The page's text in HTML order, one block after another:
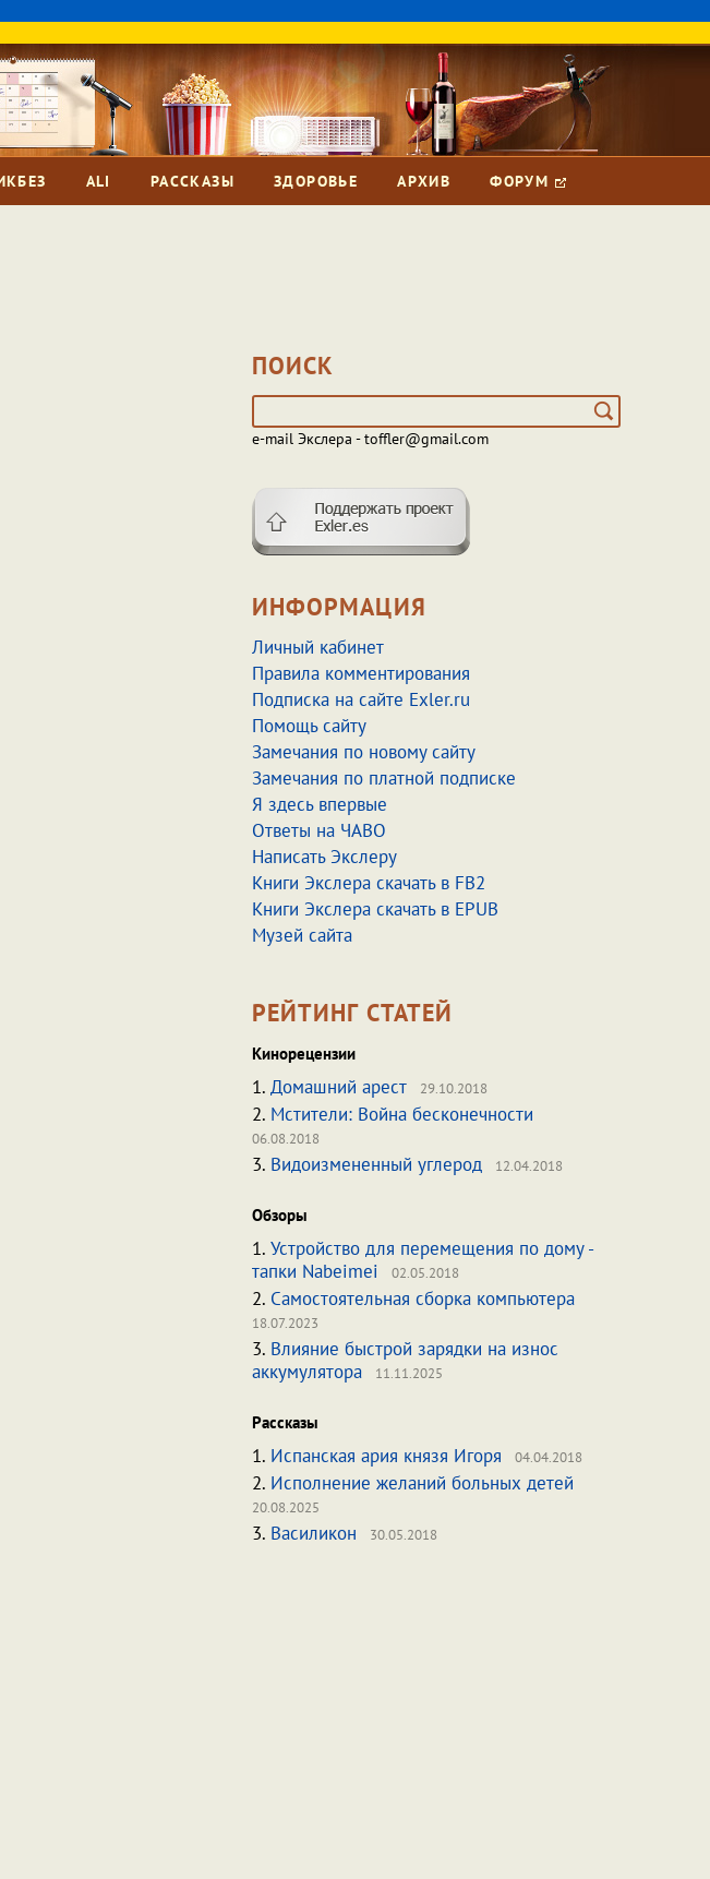
ALI РАССКАЗЫ ЗДОРОВЬЕ АРХИВ ФОРУМ
ПОИСК
e-mail Экслера - toffler@gmail.com
ИНФОРМАЦИЯ
Личный кабинет
Правила комментирования
Подписка на сайте Exler.ru
Помощь сайту
Замечания по новому сайту
Замечания по платной подписке
Я здесь впервые
Ответы на ЧАВО
Написать Экслеру
Книги Экслера скачать в FB2
Книги Экслера скачать в EPUB
Музей сайта
РЕЙТИНГ СТАТЕЙ
Кинорецензии
1. Домашний арест 29.10.2018
2. Мстители: Война бесконечности
06.08.2018
3. Видоизмененный углерод 12.04.2018
Обзоры
1. Устройство для перемещения по дому -
тапки Nabeimei
02.05.2018
2. Самостоятельная сборка компьютера
18.07.2023
3. Влияние быстрой зарядки на износ
аккумулятора
11.11.2025
Рассказы
1. Испанская ария князя Игоря 04.04.2018
2. Исполнение желаний больных детей
20.08.2025
3. Василикон 30.05.2018